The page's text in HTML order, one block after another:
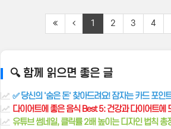
1 2 3 4
🔍 함께 읽으면 좋은 글
✅ 당신의 '숨은 돈' 찾아드려요! 잠자는 카드 포인트 현
다이어트에 좋은 음식 Best 5: 건강과 다이어트에
유튜브 썸네일, 클릭률 2배 높이는 디자인 법칙 총